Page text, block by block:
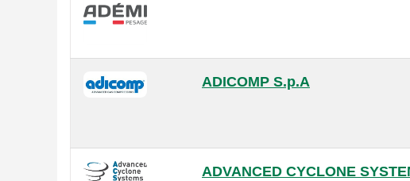
ADICOMP S.p.A
ADVANCED CYCLONE